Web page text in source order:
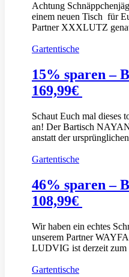
Achtung
einem neuen Tisch für
Partner XXXLUTZ
Gartentische
15% sparen –
169,99€
Schaut Euch mal dieses
an! Der Bartisch
anstatt der
Gartentische
46% sparen –
108,99€
Wir haben ein echtes
unserem Partner
LUDVIG ist derzeit zum
Gartentische